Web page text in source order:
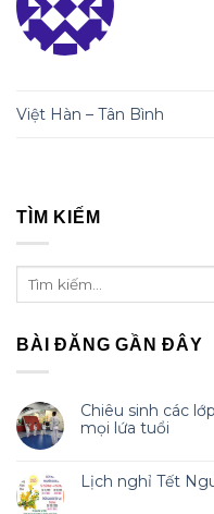
Việt Hàn – Tân Bình
TÌM KIẾM
BÀI ĐĂNG GẦN ĐÂY
Chiêu sinh các
mọi lứa tuổi
Lịch nghỉ Tết